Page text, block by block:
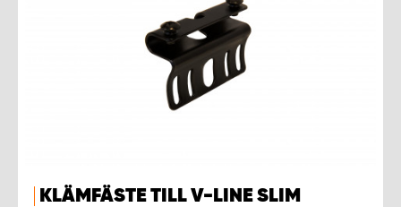
KLÄMFÄSTE TILL V-LINE SLIM